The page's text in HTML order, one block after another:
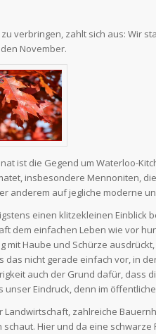
verbringen, zahlt sich aus: Wir
November.
ist die Gegend um Waterloo-
insbesondere Mennoniten,
anderem auf jegliche moderne
einen klitzekleinen Einblick
dem einfachen Leben wie vor
mit Haube und Schürze
das nicht gerade einfach vor, in
auch der Grund dafür, dass
unser Eindruck, denn im
Landwirtschaft, zahlreiche
schaut. Hier und da eine